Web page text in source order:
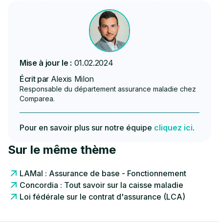
Mise à jour le : 01.02.2024
Écrit par Alexis Milon
Responsable du département assurance maladie chez
Comparea.
Pour en savoir plus sur notre équipe cliquez ici.
Sur le même thème
LAMal : Assurance de base - Fonctionnement
Concordia : Tout savoir sur la caisse maladie
Loi fédérale sur le contrat d'assurance (LCA)